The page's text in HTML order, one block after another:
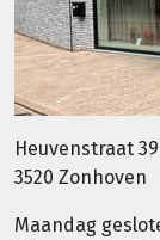
Heuvenstraat 39
3520 Zonhoven
Maandag